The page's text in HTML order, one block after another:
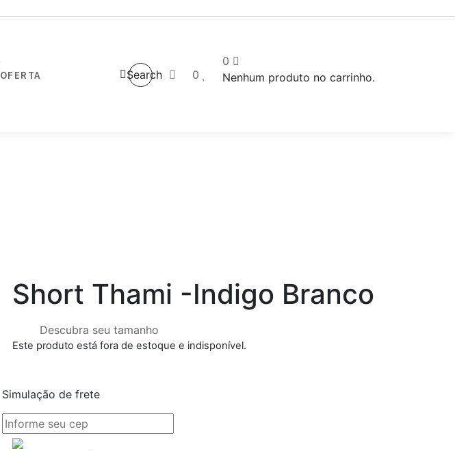
OFERTA Search 0
0
Nenhum produto no carrinho.
Short Thami -Indigo Branco
Descubra seu tamanho
Este produto está fora de estoque e indisponível.
Simulação de frete